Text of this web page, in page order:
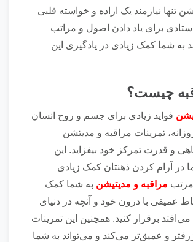
تنها نیازمند یک اراده و خواسته قلبی
برای یاد دادن اصول و مراتب
به شما کمک زیادی در یاد‌گیری این
چیست؟
فواید زیادی برای جسم و روح انسان
تمرینات مراقبه و مدیتشن
و قدرت تمرکز خود بیفزاید. این
در آرام کردن ذهنتان کمک زیادی
مرتب مراقبه و مدیتیشن به شما کمک
عمیقی با درون خود و آنچه در دنیای
می‌افتد برقرار کنید. همچنین این تمرینات
و عمیق‌تر می‌کند و می‌تواند به شما